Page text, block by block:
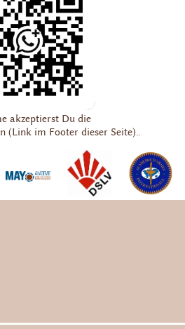
akzeptierst Du die
(Link im Footer dieser Seite)..